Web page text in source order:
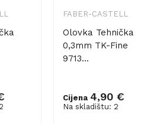
FABER-CASTELL
Olovka Tehnička
0,3mm TK-Fine
9713...
Cijena 4,90 €
Na skladištu: 2
Dodaj u košaricu